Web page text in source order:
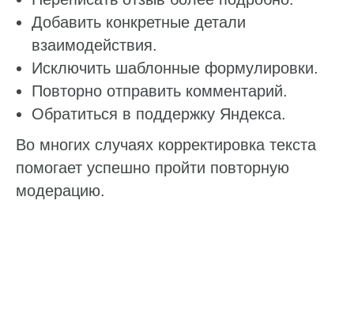
Добавить конкретные детали
взаимодействия.
Исключить шаблонные формулировки.
Повторно отправить комментарий.
Обратиться в поддержку Яндекса.
Во многих случаях корректировка текста
помогает успешно пройти повторную
модерацию.